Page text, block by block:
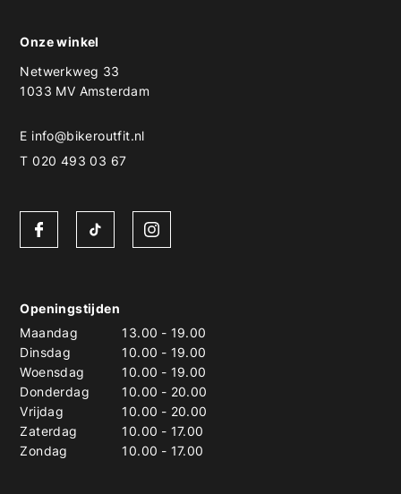
Onze winkel
Netwerkweg 33
1033 MV Amsterdam
E info@bikeroutfit.nl
T 020 493 03 67
Openingstijden
Maandag
13.00 - 19.00
Dinsdag
10.00 - 19.00
Woensdag
10.00 - 19.00
Donderdag
10.00 - 20.00
Vrijdag
10.00 - 20.00
Zaterdag
10.00 - 17.00
Zondag
10.00 - 17.00